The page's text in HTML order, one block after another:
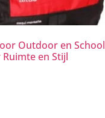
Outdoor en School
Ruimte en Stijl